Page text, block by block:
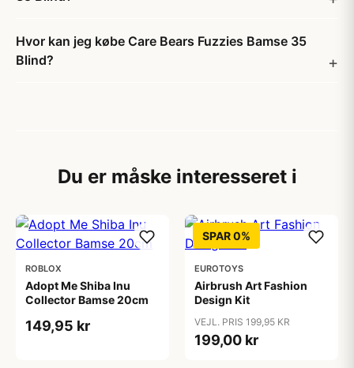
Hvor kan jeg købe Care Bears Fuzzies Bamse 35
Blind?
Du er måske interesseret i
ROBLOX
Adopt Me Shiba Inu
Collector Bamse 20cm
149,95 kr
SPAR 0%
EUROTOYS
Airbrush Art Fashion
Design Kit
VEJL. PRIS 199,95 KR
199,00 kr